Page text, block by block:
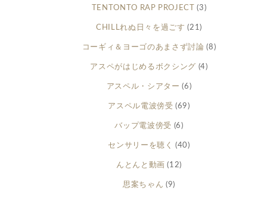
TENTONTO RAP PROJECT (3)
CHILLれぬ日々を過ごす (21)
コーギィ＆ヨーゴのあまさず討論 (8)
アスペがはじめるボクシング (4)
アスペル・シアター (6)
アスペル電波傍受 (69)
バップ電波傍受 (6)
センサリーを聴く (40)
んとんと動画 (12)
思案ちゃん (9)